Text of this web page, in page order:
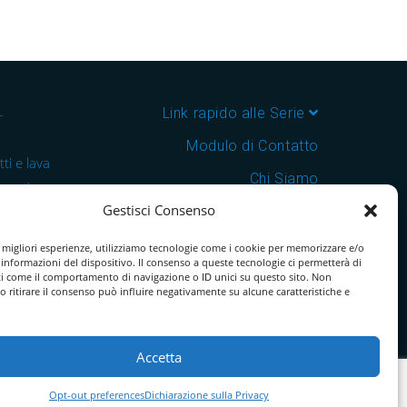
Gestisci Consenso
esperienze, utilizziamo tecnologie come i cookie per memorizzare e/o
informazioni del dispositivo. Il consenso a queste tecnologie ci permetterà di
come il comportamento di navigazione o ID unici su questo sito. Non
ritirare il consenso può influire negativamente su alcune caratteristiche e
Accetta
Opt-out preferencesDichiarazione sulla Privacy
e lava
e
in
Link rapido alle Serie
Modulo di Contatto
Chi Siamo
Download Catalogo PDF
Cookie Policy